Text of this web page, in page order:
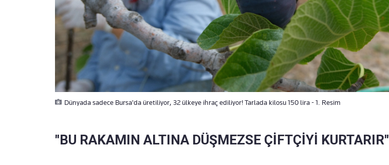
Dünyada sadece Bursa'da üretiliyor, 32 ülkeye ihraç ediliyor! Tarlada kilosu 150 lira - 1. Resim
"BU RAKAMIN ALTINA DÜŞMEZSE ÇİFTÇİYİ KURTARIR"